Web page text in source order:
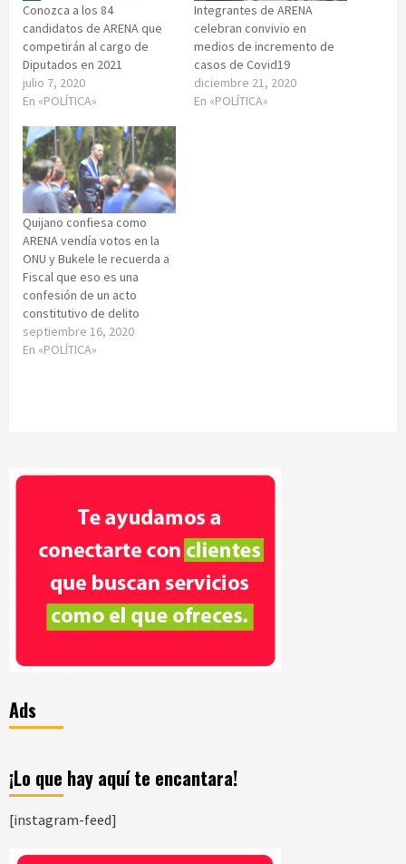
Conozca a los 84
candidatos de ARENA que
competirán al cargo de
Diputados en 2021
julio 7, 2020
En «POLÍTICA»
Integrantes de ARENA
celebran convivio en
medios de incremento de
casos de Covid19
diciembre 21, 2020
En «POLÍTICA»
Quijano confiesa como
ARENA vendía votos en la
ONU y Bukele le recuerda a
Fiscal que eso es una
confesión de un acto
constitutivo de delito
septiembre 16, 2020
En «POLÍTICA»
Ads
¡Lo que hay aquí te encantara!
[instagram-feed]